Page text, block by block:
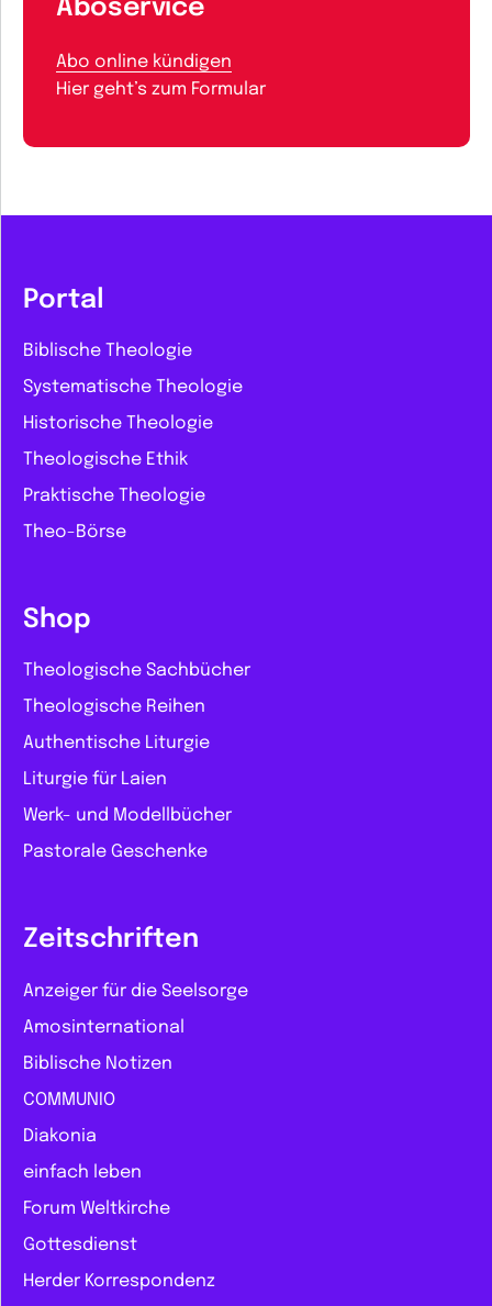
Aboservice
Abo online kündigen
Hier geht’s zum Formular
Portal
Biblische Theologie
Systematische Theologie
Historische Theologie
Theologische Ethik
Praktische Theologie
Theo-Börse
Shop
Theologische Sachbücher
Theologische Reihen
Authentische Liturgie
Liturgie für Laien
Werk- und Modellbücher
Pastorale Geschenke
Zeitschriften
Anzeiger für die Seelsorge
Amosinternational
Biblische Notizen
COMMUNIO
Diakonia
einfach leben
Forum Weltkirche
Gottesdienst
Herder Korrespondenz